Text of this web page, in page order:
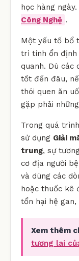
học hàng
Công Nghệ .
Một yếu tố bổ
trì tính ổn định
quanh. Dù các
tốt đến đâu,
thói quen ăn
gặp phải
Trong quá
sử dụng Giải
trung, sự
cơ địa người
và dùng các
hoặc thuốc kê
tổn hại hệ
Xem thêm
tương lai